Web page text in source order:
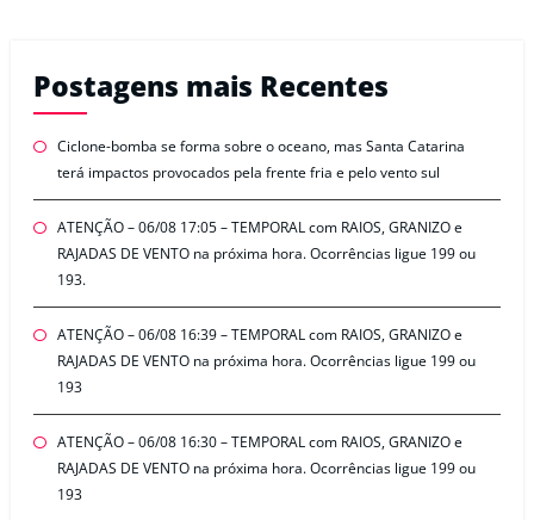
Postagens mais Recentes
Ciclone-bomba se forma sobre o oceano, mas Santa Catarina
terá impactos provocados pela frente fria e pelo vento sul
ATENÇÃO – 06/08 17:05 – TEMPORAL com RAIOS, GRANIZO e
RAJADAS DE VENTO na próxima hora. Ocorrências ligue 199 ou
193.
ATENÇÃO – 06/08 16:39 – TEMPORAL com RAIOS, GRANIZO e
RAJADAS DE VENTO na próxima hora. Ocorrências ligue 199 ou
193
ATENÇÃO – 06/08 16:30 – TEMPORAL com RAIOS, GRANIZO e
RAJADAS DE VENTO na próxima hora. Ocorrências ligue 199 ou
193